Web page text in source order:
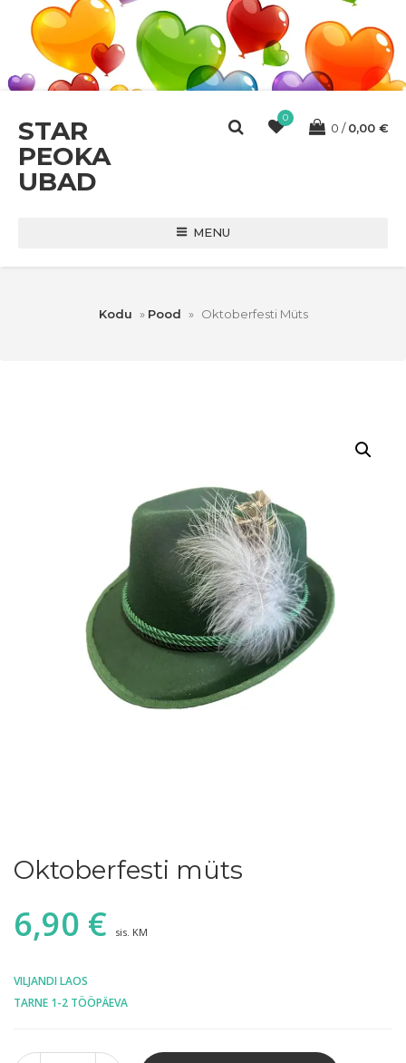
STAR
PEOKA
UBAD
0
0 0,00 €
MENU
Kodu » Pood » Oktoberfesti Müts
Oktoberfesti müts
6,90 € sis. KM
VILJANDI LAOS
TARNE 1-2 TÖÖPÄEVA